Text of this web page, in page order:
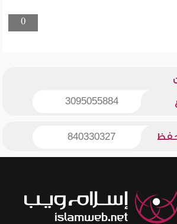
0
3095055884
840330327